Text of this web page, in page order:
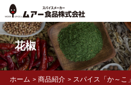
花椒
ホーム > 商品紹介 > スパイス「か～こ」